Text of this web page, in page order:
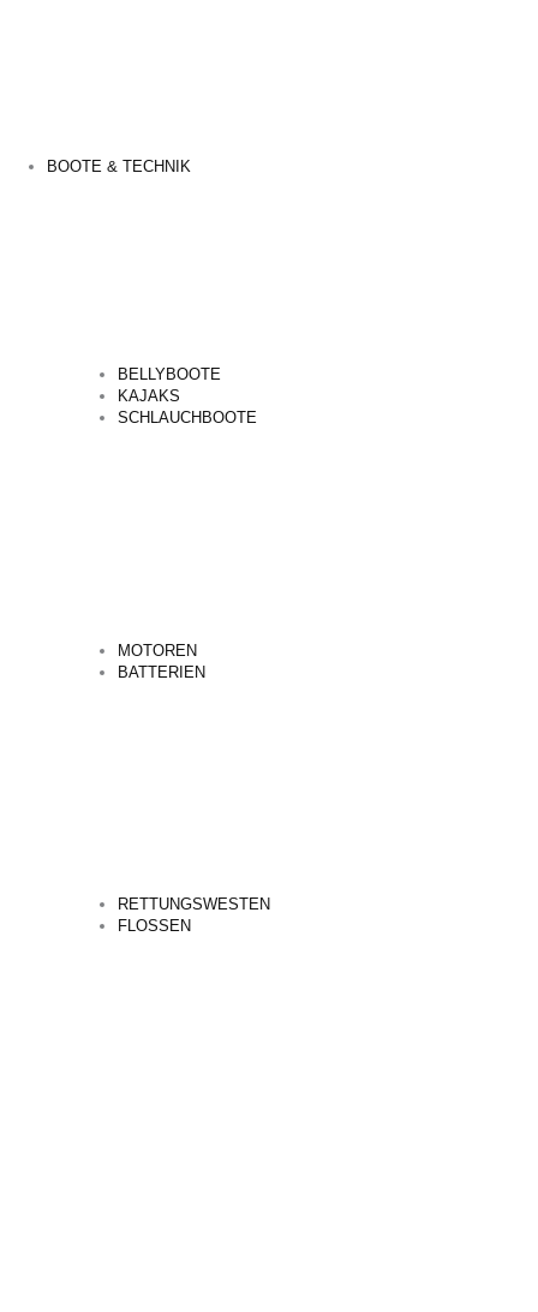
BOOTE & TECHNIK
BELLYBOOTE
KAJAKS
SCHLAUCHBOOTE
MOTOREN
BATTERIEN
RETTUNGSWESTEN
FLOSSEN